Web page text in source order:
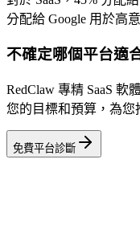
分配給 Google 用於高
不確定哪個平台適
RedClaw 專精 SaaS
您的目標和預算，為您
免費平台診斷